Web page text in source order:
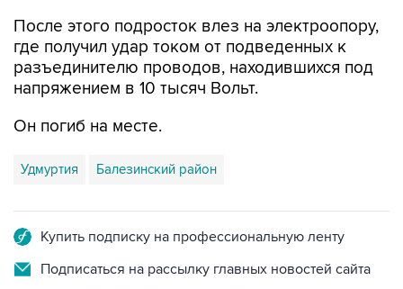
После этого подросток влез на электроопору,
где получил удар током от подведенных к
разъединителю проводов, находившихся под
напряжением в 10 тысяч Вольт.
Он погиб на месте.
Удмуртия Балезинский район
Купить подписку на профессиональную ленту
Подписаться на рассылку главных новостей сайта